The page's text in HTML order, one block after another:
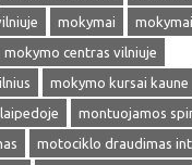
mokymai
mokymo centras vilniuje
mokymo kursai kaune
montuojamos
motociklo draudimas